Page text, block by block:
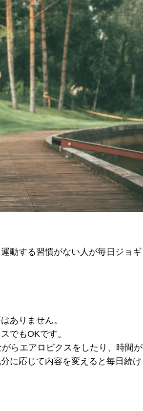
動する習慣がない人が毎日ジョギ
ありません。
でもOKです。
らエアロビクスをしたり、時間が
に応じて内容を変えると毎日続け